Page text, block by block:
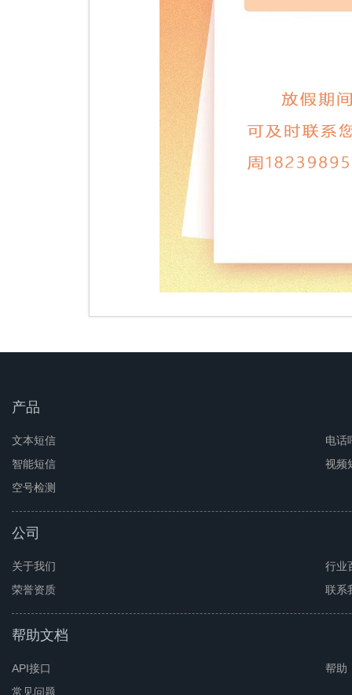
产品
文本短信
电话
智能短信
视频
空号检测
公司
关于我们
行业
荣誉资质
联系
帮助文档
API接口
帮助
常见问题